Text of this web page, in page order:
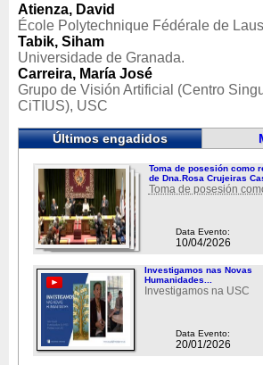
Atienza, David
École Polytechnique Fédérale de
Tabik, Siham
Universidade de Granada.
Carreira, María José
Grupo de Visión Artificial (Centro
CiTIUS), USC
Últimos engadidos
Toma de posesión como
de Dna.Rosa Crujeiras
Toma de posesión
Data Evento:
10/04/2026
Investigamos nas Novas
Humanidades...
Investigamos na USC
Data Evento:
20/01/2026